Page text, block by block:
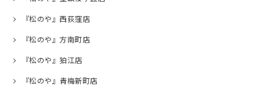
『松のや』西荻窪店
『松のや』方南町店
『松のや』狛江店
『松のや』青梅新町店